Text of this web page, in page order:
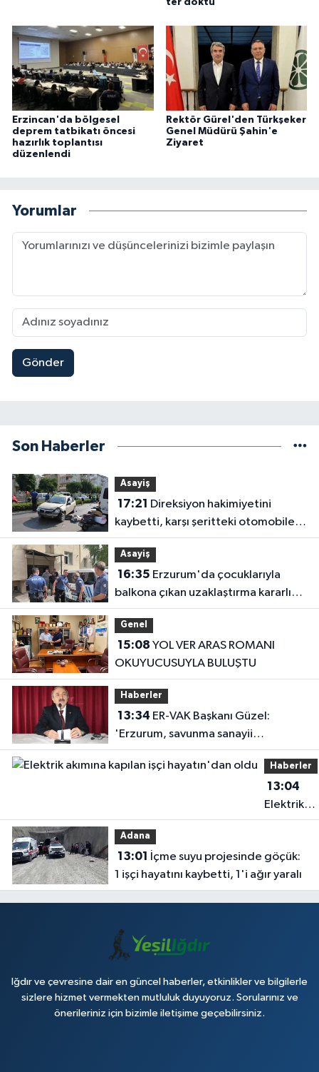
Erzincan'da bölgesel
deprem tatbikatı öncesi
hazırlık toplantısı
düzenlendi
Rektör Gürel'den Türkşeker
Genel Müdürü Şahin'e
Ziyaret
Yorumlar
Gönder
Son Haberler
Asayiş
17:21
kaybetti, karşı şeritteki otomobile
çarptı
Asayiş
16:35
balkona çıkan uzaklaştırma kararlı
koca ikna edildi
Genel
15:08
OKUYUCUSUYLA BULUŞTU
Haberler
13:34
'Erzurum, savunma sanayii
ekosistemine daha güçlü şekilde
dâhil edilmeli'
Haberler
13:04
Elektrik
akımına
oldu
Adana
13:01
1 işçi hayatını kaybetti, 1'i ağır yaralı
Iğdır ve çevresine dair en güncel haberler, etkinlikler ve bilgilerle
sizlere hizmet vermekten mutluluk duyuyoruz. Sorularınız ve
önerileriniz için bizimle iletişime geçebilirsiniz.